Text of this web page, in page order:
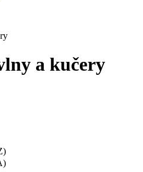
a kučery